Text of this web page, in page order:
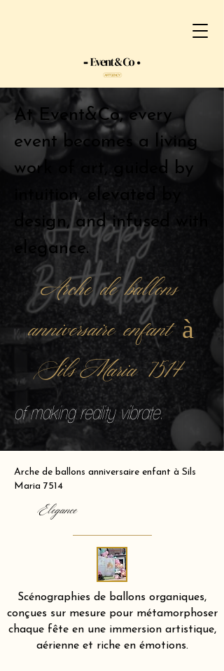
At Event&Co, every
event becomes a living
work of art, guided by
intuition, elevated by
design, and infused with
elegance.
Arche de ballons
anniversaire enfant à
Sils Maria 7514
of making reality vibrate.
Arche de ballons anniversaire enfant à Sils
Maria 7514
Elegance
Scénographies de ballons organiques,
conçues sur mesure pour métamorphoser
chaque fête en une immersion artistique,
aérienne et riche en émotions.